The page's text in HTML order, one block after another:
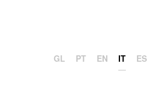
GL PT EN IT ES